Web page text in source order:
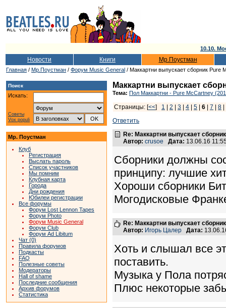
10.10.
Новости Книги Мр.Поустман
Главная / Мр.Поустман / Форум Music General / Маккартни выпускает сборник Pure
Поиск
Искать:
Советы
Vox populi
Мр. Поустман
Клуб
Регистрация
Выслать пароль
Список участников
Мы помним
Клубная карта
Города
Дни рождения
Юбилеи регистрации
Все форумы
Форум Lost Lennon Tapes
Форум Photo
Форум Music General
Форум Club
Форум Ad Libitum
Чат (0)
Правила форумов
Подкасты
FAQ
Полезные советы
Модераторы
Hall of shame
Последние сообщения
Архив форумов
Статистика
Маккартни выпускает
Тема: Пол Маккартни - Pure McCartney
Страницы: [<<] 1 2 3 4 5 6 7 8
Ответить
Re: Маккартни выпускает
Автор: crusoe Дата: 13.06.16
Сборники должны
принципу: лучшие
Хороши сборники
Могодисковые
Re: Маккартни выпускает
Автор: Игорь Цалер Дата:
Хоть и слышал все
поставить.
Музыка у Пола
Плюс некоторые